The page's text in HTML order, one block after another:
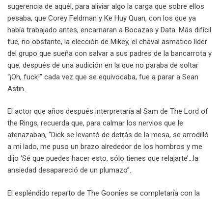
sugerencia de aquél, para aliviar algo la carga que sobre ellos
pesaba, que Corey Feldman y Ke Huy Quan, con los que ya
había trabajado antes, encarnaran a Bocazas y Data. Más difícil
fue, no obstante, la elección de Mikey, el chaval asmático líder
del grupo que sueña con salvar a sus padres de la bancarrota y
que, después de una audición en la que no paraba de soltar
“¡Oh, fuck!” cada vez que se equivocaba, fue a parar a Sean
Astin.
El actor que años después interpretaría al Sam de The Lord of
the Rings, recuerda que, para calmar los nervios que le
atenazaban, “Dick se levantó de detrás de la mesa, se arrodilló
a mi lado, me puso un brazo alrededor de los hombros y me
dijo ‘Sé que puedes hacer esto, sólo tienes que relajarte’…la
ansiedad desapareció de un plumazo”.
El espléndido reparto de The Goonies se completaría con la